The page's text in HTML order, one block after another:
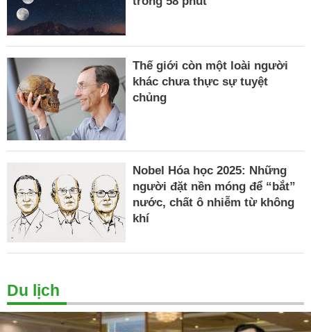
Thế giới còn một loài người
khác chưa thực sự tuyệt
chủng
Nobel Hóa học 2025: Những
người đặt nền móng để “bắt”
nước, chất ô nhiễm từ không
khí
Du lịch